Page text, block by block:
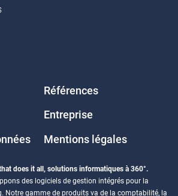
Références
Entreprise
Mentions légales
does it all, solutions informatiques à 360°.
des logiciels de gestion intégrés pour la
Notre gamme de produits va de la comptabilité, la